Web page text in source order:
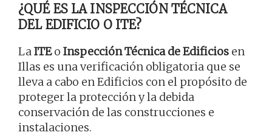
¿QUÉ ES LA INSPECCIÓN TÉCNICA
DEL EDIFICIO O ITE?
LaITEo Inspección Técnica de Edificios en
Illas es una verificación obligatoria que se
lleva a cabo en Edificios con el propósito de
proteger la protección y la debida
conservación de las construcciones e
instalaciones.